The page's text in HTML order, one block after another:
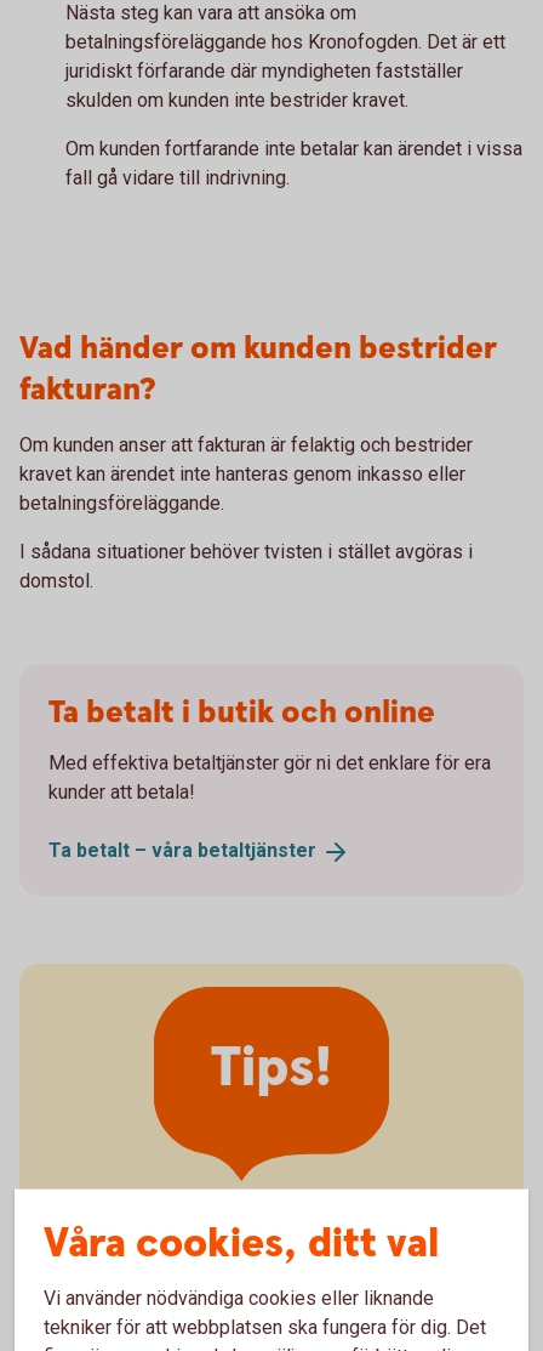
Nästa steg kan vara att ansöka om
betalningsföreläggande hos Kronofogden. Det är ett
juridiskt förfarande där myndigheten fastställer
skulden om kunden inte bestrider kravet.
Om kunden fortfarande inte betalar kan ärendet i vissa
fall gå vidare till indrivning.
Vad händer om kunden bestrider
fakturan?
Om kunden anser att fakturan är felaktig och bestrider
kravet kan ärendet inte hanteras genom inkasso eller
betalningsföreläggande.
I sådana situationer behöver tvisten i stället avgöras i
domstol.
Ta betalt i butik och online
Med effektiva betaltjänster gör ni det enklare för era
kunder att betala!
Ta betalt – våra betaltjänster
Tips!
Tips – så minskar du risken för
sena betalningar
Våra cookies, ditt val
Vi använder nödvändiga cookies eller liknande
tekniker för att webbplatsen ska fungera för dig. Det